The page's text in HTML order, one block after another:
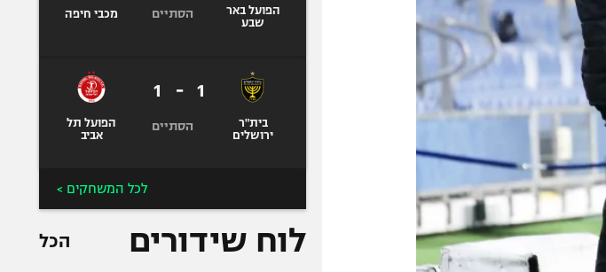
הפועל באר
שבע
הסתיים מכבי חיפה
בית"ר
ירושלים
1
-
1
הסתיים
הפועל תל
אביב
לכל המשחקים >
לוח שידורים הכל